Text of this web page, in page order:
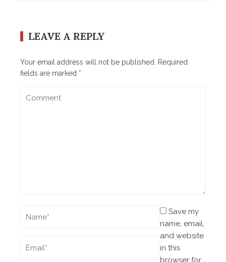
LEAVE A REPLY
Your email address will not be published.
Required
fields are marked *
Save my
name, email,
and website
in this
browser for